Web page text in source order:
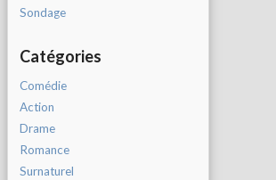
Sondage
Catégories
Comédie
Action
Drame
Romance
Surnaturel